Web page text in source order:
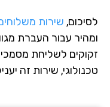
שירות משלוחים
עבור העברת מגוון
לשליחת מסמכים
שירות זה יעניק